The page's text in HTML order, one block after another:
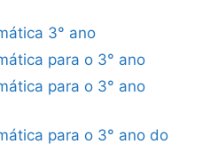
3° ano
para o 3° ano
para o 3° ano
para o 3° ano do